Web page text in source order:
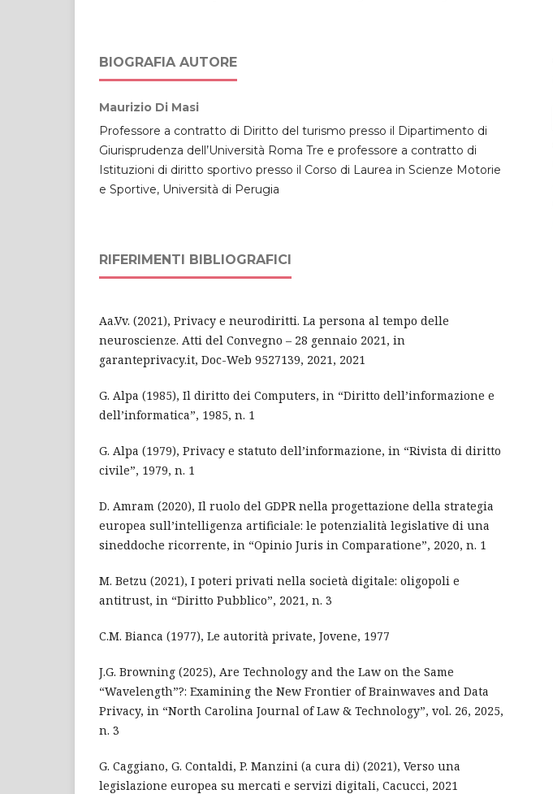
BIOGRAFIA AUTORE
Maurizio Di Masi
Professore a contratto di Diritto del turismo presso il Dipartimento di
Giurisprudenza dell’Università Roma Tre e professore a contratto di
Istituzioni di diritto sportivo presso il Corso di Laurea in Scienze Motorie
e Sportive, Università di Perugia
RIFERIMENTI BIBLIOGRAFICI
Aa.Vv. (2021), Privacy e neurodiritti. La persona al tempo delle
neuroscienze. Atti del Convegno – 28 gennaio 2021, in
garanteprivacy.it, Doc-Web 9527139, 2021, 2021
G. Alpa (1985), Il diritto dei Computers, in “Diritto dell’informazione e
dell’informatica”, 1985, n. 1
G. Alpa (1979), Privacy e statuto dell’informazione, in “Rivista di diritto
civile”, 1979, n. 1
D. Amram (2020), Il ruolo del GDPR nella progettazione della strategia
europea sull’intelligenza artificiale: le potenzialità legislative di una
sineddoche ricorrente, in “Opinio Juris in Comparatione”, 2020, n. 1
M. Betzu (2021), I poteri privati nella società digitale: oligopoli e
antitrust, in “Diritto Pubblico”, 2021, n. 3
C.M. Bianca (1977), Le autorità private, Jovene, 1977
J.G. Browning (2025), Are Technology and the Law on the Same
“Wavelength”?: Examining the New Frontier of Brainwaves and Data
Privacy, in “North Carolina Journal of Law & Technology”, vol. 26, 2025,
n. 3
G. Caggiano, G. Contaldi, P. Manzini (a cura di) (2021), Verso una
legislazione europea su mercati e servizi digitali, Cacucci, 2021